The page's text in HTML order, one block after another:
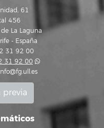
61
456
La Laguna
- España
31 92 00
31 92 00
previa